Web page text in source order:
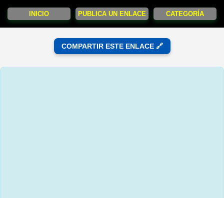
INICIO PUBLICA UN ENLACE CATEGORÍA
COMPARTIR ESTE ENLACE 🔗